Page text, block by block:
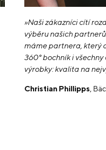
»Naši zákazníci cítí
výběru našich
máme partnera, který
360° bochník i
výrobky: kvalita na
Christian Phillipps,